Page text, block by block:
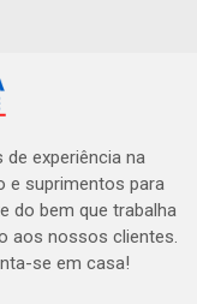
experiência na
e suprimentos para
do bem que trabalha
aos nossos clientes.
se em casa!